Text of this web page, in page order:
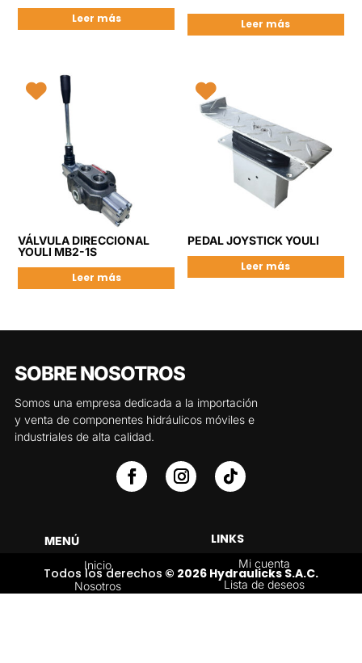
Leer más
Leer más
VÁLVULA DIRECCIONAL
YOULI MB2-1S
Leer más
PEDAL JOYSTICK YOULI
Leer más
SOBRE NOSOTROS
Somos una empresa dedicada a la importación
y venta de componentes hidráulicos móviles e
industriales de alta calidad.
MENÚ
Inicio
Nosotros
LINKS
Mi cuenta
Lista de deseos
Todos los derechos © 2026 Hydraulicks S.A.C.